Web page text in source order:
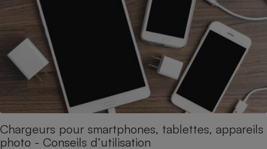
Chargeurs pour smartphones, tablettes, appareils
photo - Conseils d’utilisation